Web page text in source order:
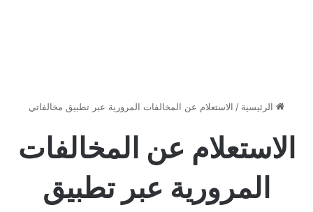
الرئيسية / الاستعلام عن المخالفات المرورية عبر تطبيق مخالفاتي
الاستعلام عن المخالفات
المرورية عبر تطبيق